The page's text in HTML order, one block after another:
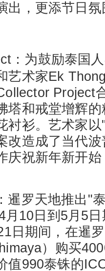
出，更添节日氛
：为鼓励泰国
艺术家Ek
Project
塔和戒堂增辉
衬衫。艺术家
改造成了当代
庆祝新年新开
：暹罗天地推出"
月10日到5月5
日期间，在暹
）购买
值990泰铢的